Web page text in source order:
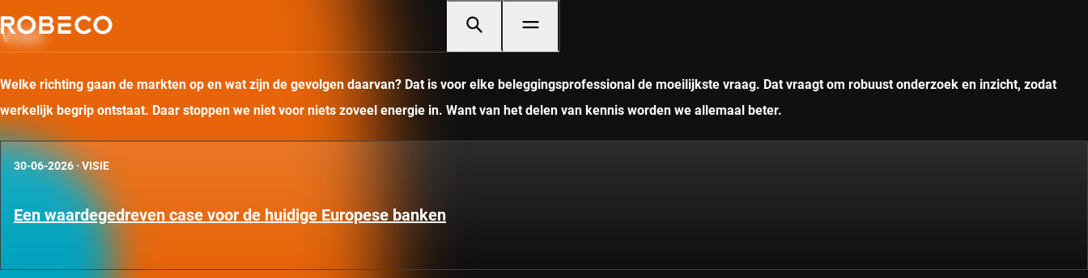
Visie
Welke richting gaan de markten op en wat zijn de gevolgen daarvan? Dat is voor elke beleggingsprofessional de moeilijkste vraag. Dat vraagt om robuust onderzoek en inzicht, zodat
werkelijk begrip ontstaat. Daar stoppen we niet voor niets zoveel energie in. Want van het delen van kennis worden we allemaal beter.
30-06-2026·VISIE
Een waardegedreven case voor de huidige Europese banken